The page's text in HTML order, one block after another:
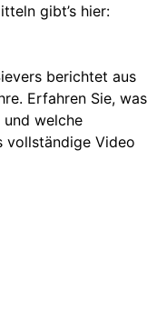
gibt’s hier:
berichtet aus
Erfahren Sie, was
und welche
vollständige Video